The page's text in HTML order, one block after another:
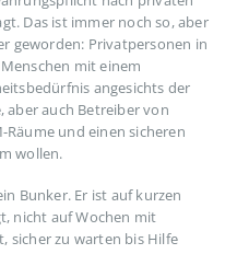
Das ist immer noch so, aber
geworden: Privatpersonen in
mit einem
angesichts der
aber auch Betreiber von
Räume und einen sicheren
wollen.
Bunker. Er ist auf kurzen
nicht auf Wochen mit
sicher zu warten bis Hilfe